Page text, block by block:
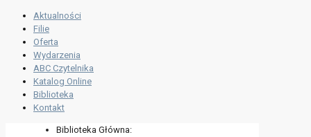
Aktualności
Filie
Oferta
Wydarzenia
ABC Czytelnika
Katalog Online
Biblioteka
Kontakt
Biblioteka Główna: